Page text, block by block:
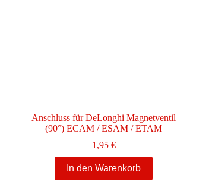
Anschluss für DeLonghi Magnetventil
(90°) ECAM / ESAM / ETAM
1,95 €
In den Warenkorb